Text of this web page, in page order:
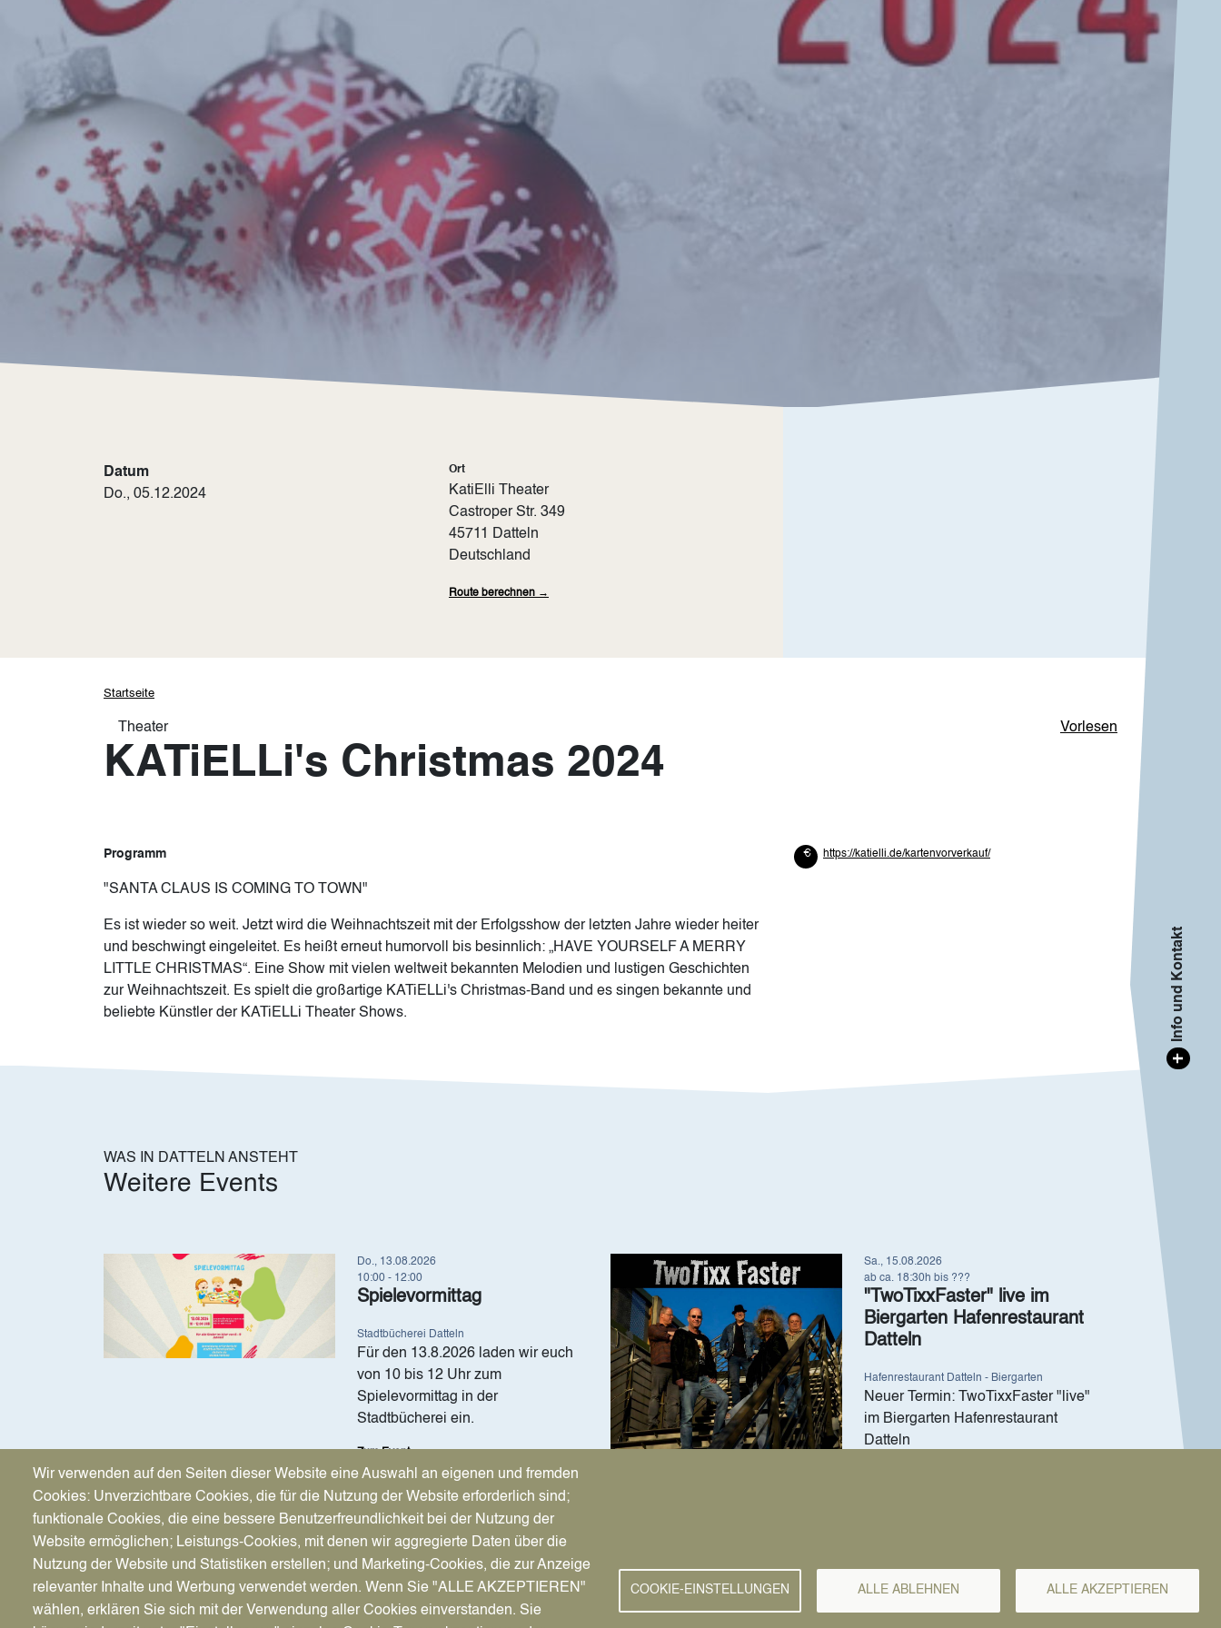
Datum
Do., 05.12.2024
Ort
KatiElli Theater
Castroper Str. 349
45711
Datteln
Deutschland
Route berechnen →
Pfadnavigation
Startseite
Vorlesen
Theater
KATiELLi's Christmas 2024
Programm
"SANTA CLAUS IS COMING TO TOWN"
Es ist wieder so weit. Jetzt wird die Weihnachtszeit mit der Erfolgsshow der letzten Jahre wieder heiter
und beschwingt eingeleitet. Es heißt erneut humorvoll bis besinnlich: „HAVE YOURSELF A MERRY
LITTLE CHRISTMAS“. Eine Show mit vielen weltweit bekannten Melodien und lustigen Geschichten
zur Weihnachtszeit. Es spielt die großartige KATiELLi's Christmas-Band und es singen bekannte und
beliebte Künstler der KATiELLi Theater Shows.
https://katielli.de/kartenvorverkauf/
WAS IN DATTELN ANSTEHT
Weitere Events
Do., 13.08.2026
10:00 - 12:00
Spielevormittag
Stadtbücherei Datteln
Für den 13.8.2026 laden wir euch
von 10 bis 12 Uhr zum
Spielevormittag in der
Stadtbücherei ein.
Zum Event →
Sa., 15.08.2026
ab ca. 18:30h bis ???
"TwoTixxFaster" live im
Biergarten Hafenrestaurant
Datteln
Hafenrestaurant Datteln - Biergarten
Neuer Termin: TwoTixxFaster "live"
im Biergarten Hafenrestaurant
Datteln
Wir verwenden auf den Seiten dieser Website eine Auswahl an eigenen und fremden
Cookies: Unverzichtbare Cookies, die für die Nutzung der Website erforderlich sind;
funktionale Cookies, die eine bessere Benutzerfreundlichkeit bei der Nutzung der
Website ermöglichen; Leistungs-Cookies, mit denen wir aggregierte Daten über die
Nutzung der Website und Statistiken erstellen; und Marketing-Cookies, die zur Anzeige
relevanter Inhalte und Werbung verwendet werden. Wenn Sie "ALLE AKZEPTIEREN"
wählen, erklären Sie sich mit der Verwendung aller Cookies einverstanden. Sie
COOKIE-EINSTELLUNGEN ALLE ABLEHNEN ALLE AKZEPTIEREN
+
Info und Kontakt